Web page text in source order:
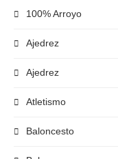
100% Arroyo
Ajedrez
Ajedrez
Atletismo
Baloncesto